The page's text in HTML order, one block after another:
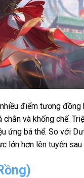
nhiều điểm tương
và khống chế.
ứng bá thể. So với
lớn hơn lên tuyến